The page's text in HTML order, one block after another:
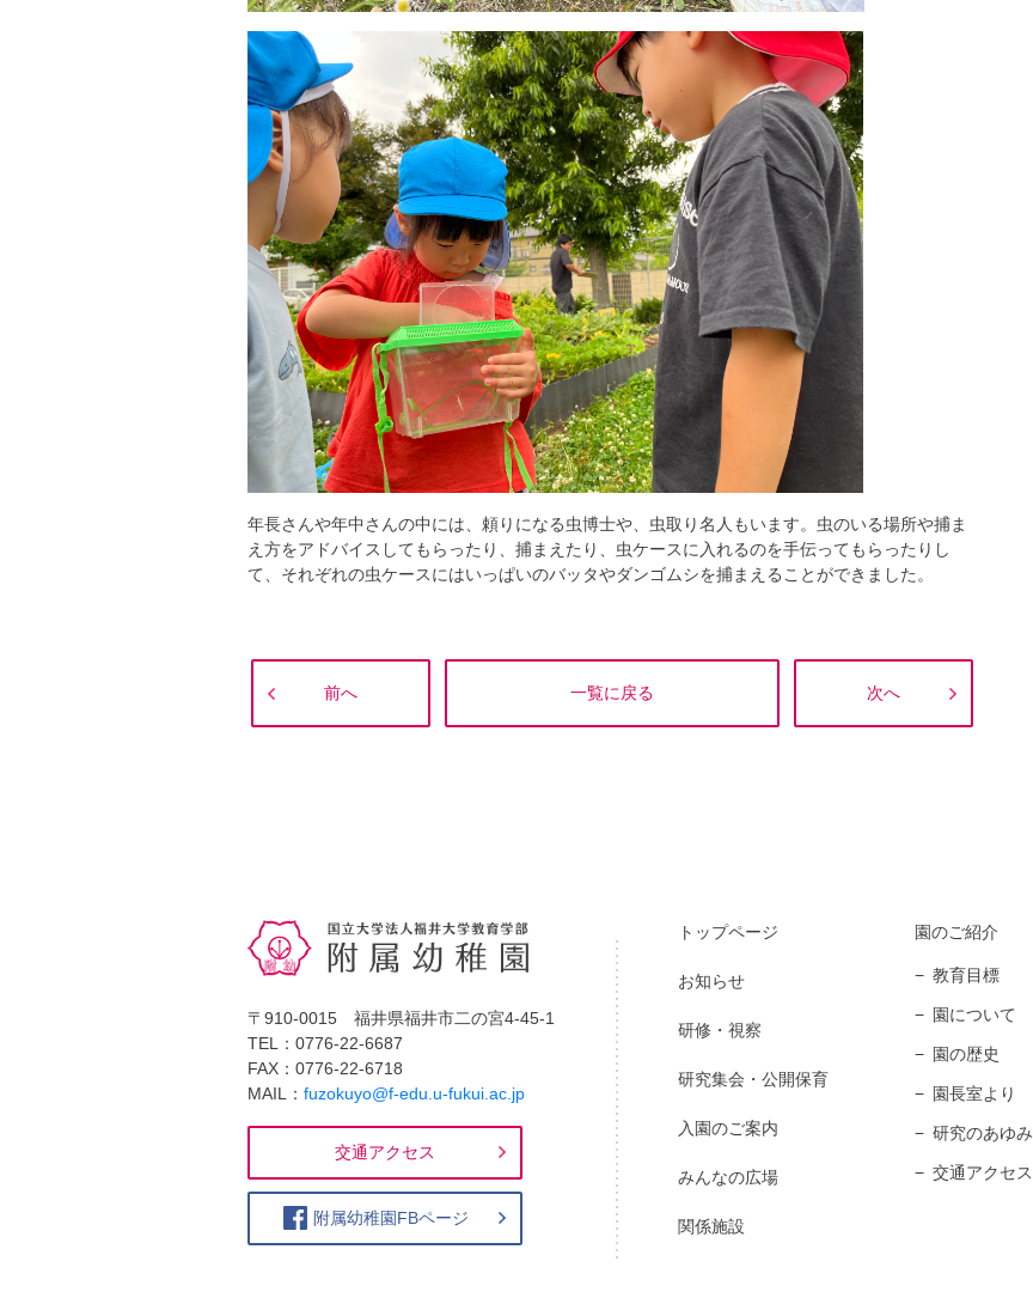
年長さんや年中さんの中には、頼りになる虫博士や、虫取り名人もいます。虫のいる場所や捕ま
え方をアドバイスしてもらったり、捕まえたり、虫ケースに入れるのを手伝ってもらったりし
て、それぞれの虫ケースにはいっぱいのバッタやダンゴムシを捕まえることができました。
前へ 一覧に戻る 次へ
〒910-0015 福井県福井市二の宮4-45-1
TEL：0776-22-6687
FAX：0776-22-6718
MAIL： fuzokuyo@f-edu.u-fukui.ac.jp
交通アクセス
附属幼稚園FBページ
トップページ
お知らせ
研修・視察
研究集会・公開保育
入園のご案内
みんなの広場
関係施設
園のご紹介
教育目標
園について
園の歴史
園長室より
研究のあゆみ
交通アクセス